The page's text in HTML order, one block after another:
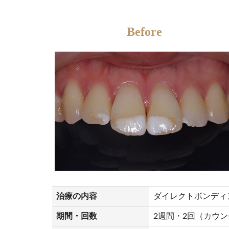
Before
治療の内容 ダイレクトボンデ
期間・回数 2週間・2回（カウ